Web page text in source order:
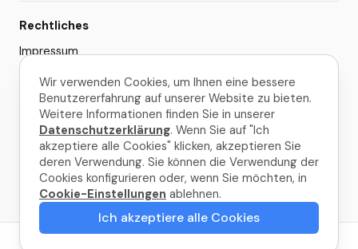
Rechtliches
Impressum
AGB
Datenschutzerklärung
Cookie-Einstellungen
© 2026 La Palma Travel
Gemacht mit
in La Palma
Wir verwenden Cookies, um Ihnen eine bessere
Benutzererfahrung auf unserer Website zu bieten.
Weitere Informationen finden Sie in unserer
Datenschutzerklärung. Wenn Sie auf "Ich
akzeptiere alle Cookies" klicken, akzeptieren Sie
deren Verwendung. Sie können die Verwendung der
Cookies konfigurieren oder, wenn Sie möchten, in
Cookie-Einstellungen ablehnen.
Ich akzeptiere alle Cookies